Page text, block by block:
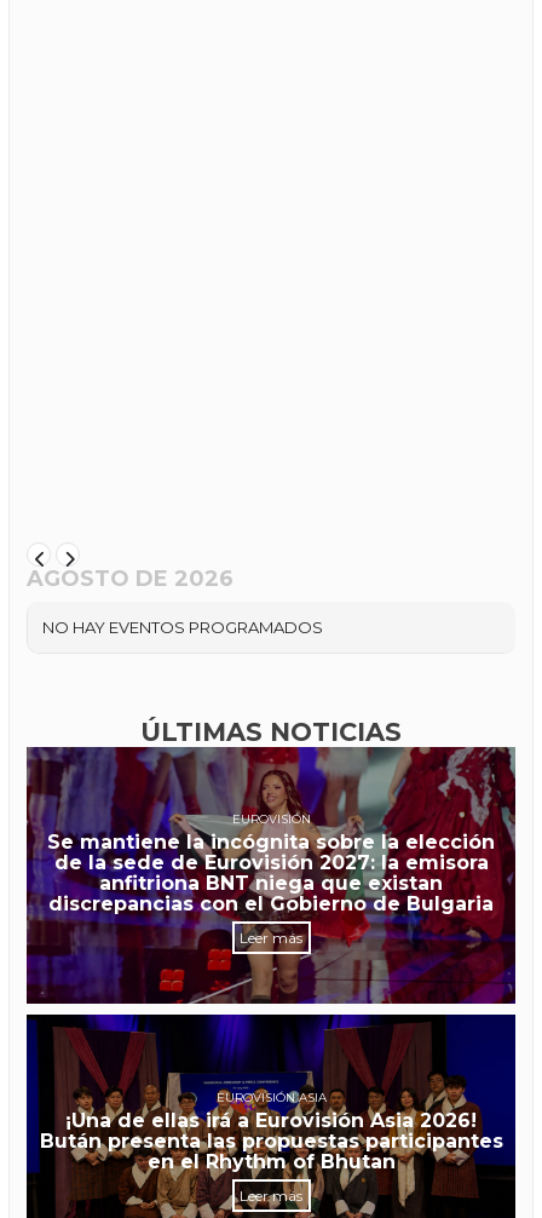
AGOSTO DE 2026
NO HAY EVENTOS PROGRAMADOS
ÚLTIMAS NOTICIAS
EUROVISIÓN
Se mantiene la incógnita sobre la elección
de la sede de Eurovisión 2027: la emisora
anfitriona BNT niega que existan
discrepancias con el Gobierno de Bulgaria
Leer más
EUROVISIÓN ASIA
¡Una de ellas irá a Eurovisión Asia 2026!
Bután presenta las propuestas participantes
en el Rhythm of Bhutan
Leer más